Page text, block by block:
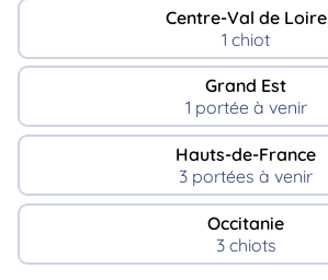
Centre-Val de Loire
1 chiot
Grand Est
1 portée à venir
Hauts-de-France
3 portées à venir
Occitanie
3 chiots